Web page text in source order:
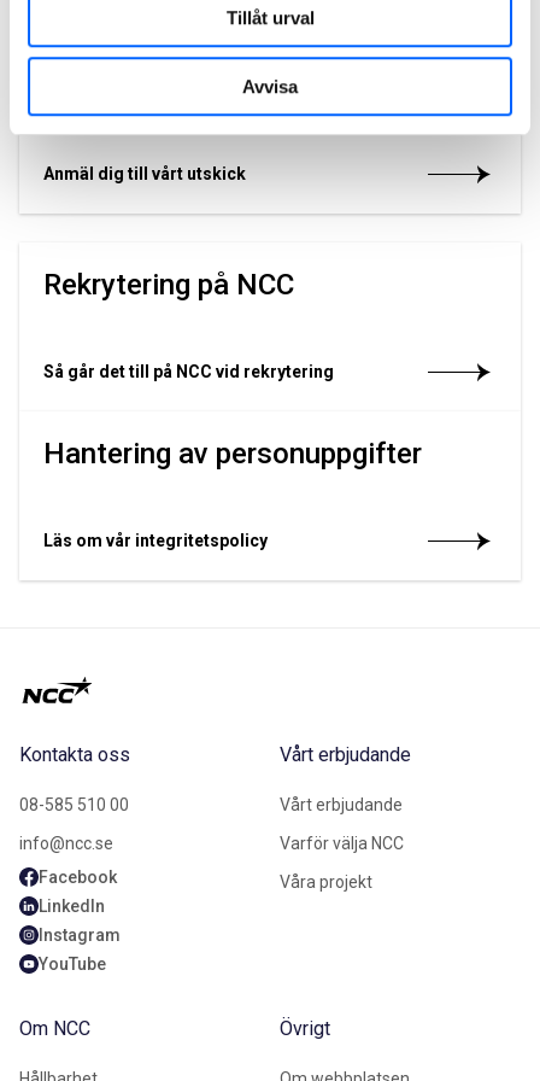
Tillåt urval
Avvisa
Få tips om lediga jobb
Anmäl dig till vårt utskick
Rekrytering på NCC
Så går det till på NCC vid rekrytering
Hantering av personuppgifter
Läs om vår integritetspolicy
Kontakta oss
08-585 510 00
info@ncc.se
Facebook
LinkedIn
Instagram
YouTube
Vårt erbjudande
Vårt erbjudande
Varför välja NCC
Våra projekt
Om NCC Övrigt